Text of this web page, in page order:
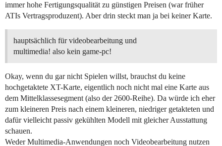
immer hohe Fertigungsqualität zu günstigen Preisen (war früher
ATIs Vertragsproduzent). Aber drin steckt man ja bei keiner Karte.
hauptsächlich für videobearbeitung und
multimedia! also kein game-pc!
Okay, wenn du gar nicht Spielen willst, brauchst du keine
hochgetaktete XT-Karte, eigentlich noch nicht mal eine Karte aus
dem Mittelklassesegment (also der 2600-Reihe). Da würde ich eher
zum kleineren Preis nach einem kleineren, niedriger getakteten und
dafür vielleicht passiv gekühlten Modell mit gleicher Ausstattung
schauen.
Weder Multimedia-Anwendungen noch Videobearbeitung nutzen